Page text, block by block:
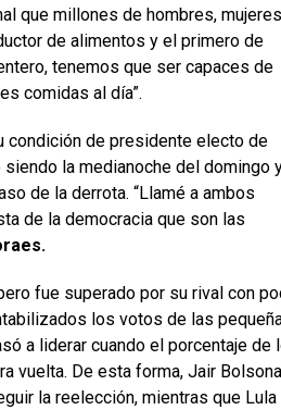
que millones de hombres,
de alimentos y el primero de
tenemos que ser capaces de
comidas al día”.
condición de presidente electo de
la medianoche del domingo
de la derrota. “Llamé a ambos
de la democracia que son las
fue superado por su rival con
los votos de las
a liderar cuando el porcentaje de
vuelta. De esta forma, Jair
la reelección, mientras que Lula